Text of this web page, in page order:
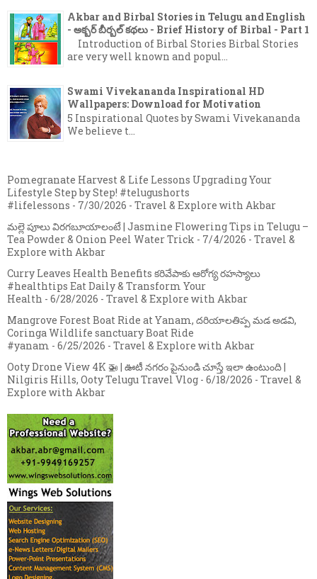
Akbar and Birbal Stories in Telugu and English
- అక్బర్ బీర్బల్ కథలు - Brief History of Birbal - Part 1
Introduction of Birbal Stories Birbal Stories
are very well known and popul...
Swami Vivekananda Inspirational HD
Wallpapers: Download for Motivation
5 Inspirational Quotes by Swami Vivekananda
We believe t...
Pomegranate Harvest & Life Lessons Upgrading Your
Lifestyle Step by Step! #telugushorts
#lifelessons - 7/30/2026 - Travel & Explore with Akbar
మల్లె పూలు విరగబూయాలంటే | Jasmine Flowering Tips in Telugu –
Tea Powder & Onion Peel Water Trick - 7/4/2026 - Travel &
Explore with Akbar
Curry Leaves Health Benefits కరివేపాకు ఆరోగ్య రహస్యాలు
#healthtips Eat Daily & Transform Your
Health - 6/28/2026 - Travel & Explore with Akbar
Mangrove Forest Boat Ride at Yanam, దరియాలతిప్ప మడ అడవి,
Coringa Wildlife sanctuary Boat Ride
#yanam - 6/25/2026 - Travel & Explore with Akbar
Ooty Drone View 4K 🚁 | ఊటీ నగరం పైనుండి చూస్తే ఇలా ఉంటుంది |
Nilgiris Hills, Ooty Telugu Travel Vlog - 6/18/2026 - Travel &
Explore with Akbar